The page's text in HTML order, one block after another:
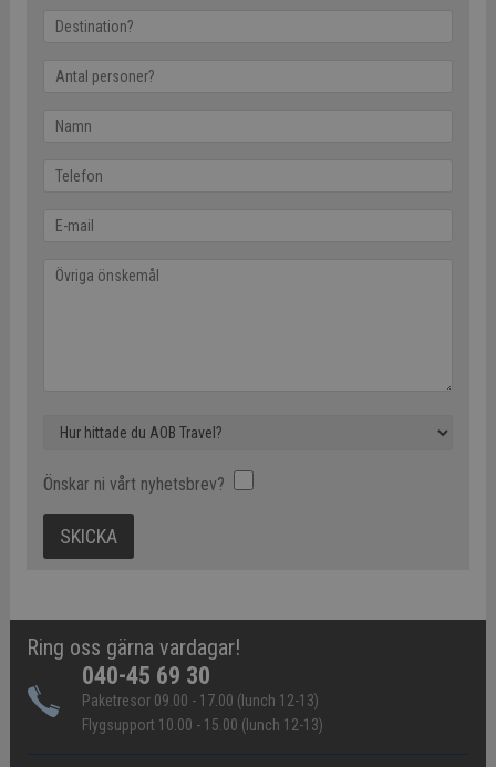
Önskar ni vårt nyhetsbrev?
Ring oss gärna vardagar!
040-45 69 30
Paketresor 09.00 - 17.00 (lunch 12-13)
Flygsupport 10.00 - 15.00 (lunch 12-13)